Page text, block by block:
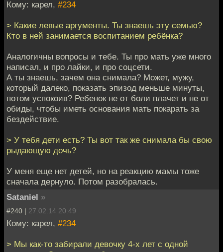
Кому: карел, #234
> Какие левые аргументы. Ты знаешь эту семью?
Кто в ней занимается воспитанием ребёнка?
Аналогичны вопросы и тебе. Ты про мать уже много
написал, и про лайки, и про соцсети.
А ты знаешь, зачем она снимала? Может, мужу,
который далеко, показать эпизод меньше минуты,
потом успокоив? Ребенок не от боли плачет и не от
обиды, чтобы иметь основания мать покарать за
бездействие.
> У тебя дети есть? Ты вот так же снимала бы свою
рыдающую дочь?
У меня еще нет детей, но на реакцию мамы тоже
сначала дернуло. Потом разобралась.
Sataniel »
#240 | 27.02.14 20:49
Кому: карел, #234
> Мы как-то забирали девочку 4-х лет с одной